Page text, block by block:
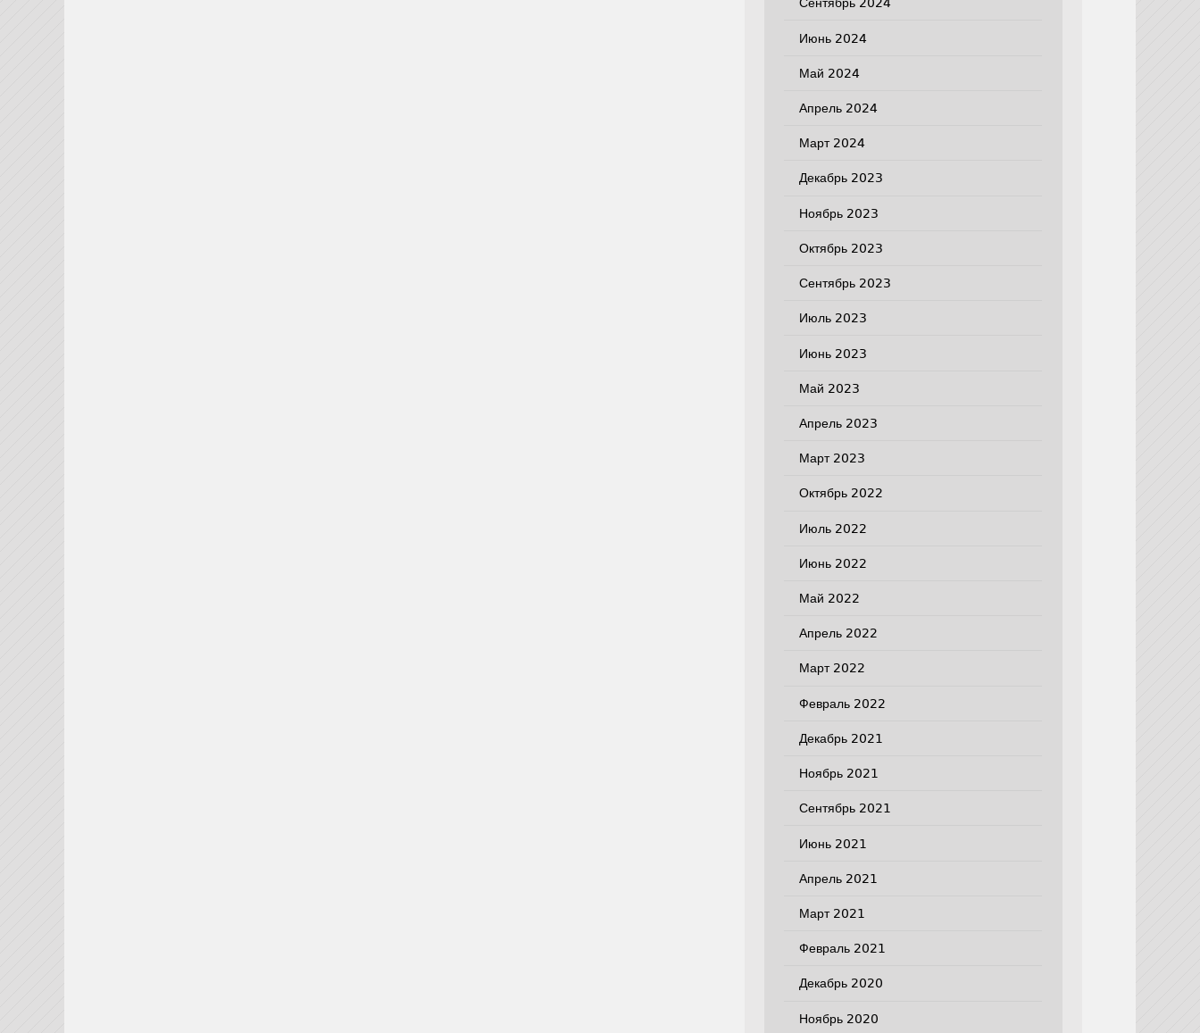
Сентябрь 2024
Июнь 2024
Май 2024
Апрель 2024
Март 2024
Декабрь 2023
Ноябрь 2023
Октябрь 2023
Сентябрь 2023
Июль 2023
Июнь 2023
Май 2023
Апрель 2023
Март 2023
Октябрь 2022
Июль 2022
Июнь 2022
Май 2022
Апрель 2022
Март 2022
Февраль 2022
Декабрь 2021
Ноябрь 2021
Сентябрь 2021
Июнь 2021
Апрель 2021
Март 2021
Февраль 2021
Декабрь 2020
Ноябрь 2020